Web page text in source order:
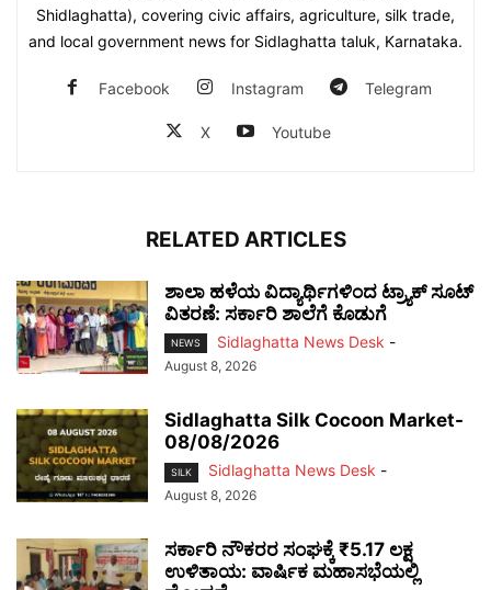
Shidlaghatta), covering civic affairs, agriculture, silk trade,
and local government news for Sidlaghatta taluk, Karnataka.
Facebook Instagram Telegram
X Youtube
RELATED ARTICLES
ಶಾಲಾ ಹಳೆಯ ವಿದ್ಯಾರ್ಥಿಗಳಿಂದ ಟ್ರ್ಯಾಕ್‌ ಸೂಟ್
ವಿತರಣೆ: ಸರ್ಕಾರಿ ಶಾಲೆಗೆ ಕೊಡುಗೆ
NEWS Sidlaghatta News Desk -
August 8, 2026
Sidlaghatta Silk Cocoon Market-
08/08/2026
SILK Sidlaghatta News Desk -
August 8, 2026
ಸರ್ಕಾರಿ ನೌಕರರ ಸಂಘಕ್ಕೆ ₹5.17 ಲಕ್ಷ
ಉಳಿತಾಯ: ವಾರ್ಷಿಕ ಮಹಾಸಭೆಯಲ್ಲಿ